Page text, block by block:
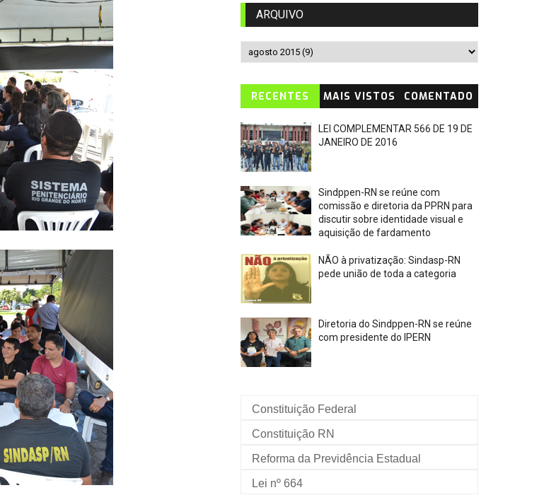
ARQUIVO
RECENTES MAIS VISTOS COMENTADO
LEI COMPLEMENTAR 566 DE 19 DE
JANEIRO DE 2016
Sindppen-RN se reúne com
comissão e diretoria da PPRN para
discutir sobre identidade visual e
aquisição de fardamento
NÃO à privatização: Sindasp-RN
pede união de toda a categoria
Diretoria do Sindppen-RN se reúne
com presidente do IPERN
Constituição Federal
Constituição RN
Reforma da Previdência Estadual
Lei nº 664